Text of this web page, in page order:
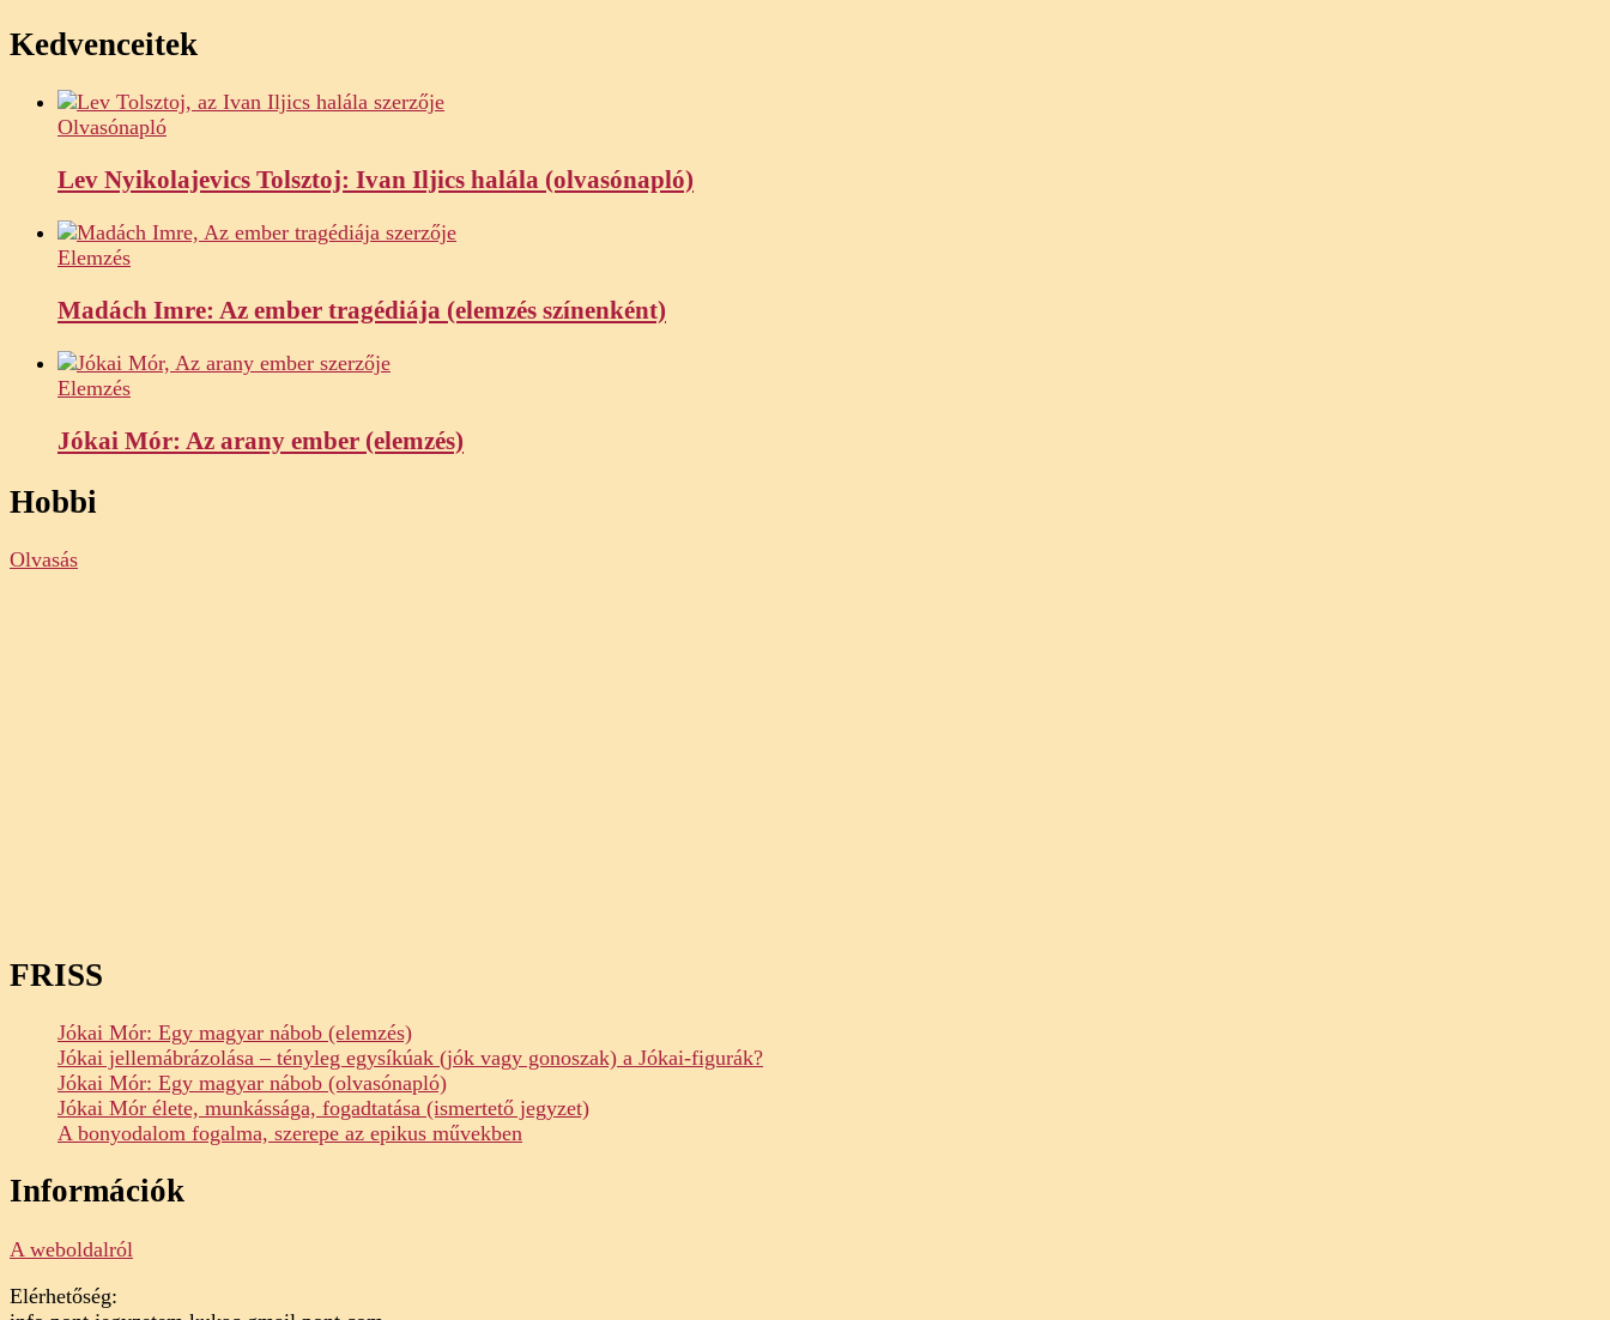
Kedvenceitek
Olvasónapló
Lev Nyikolajevics Tolsztoj: Ivan Iljics halála (olvasónapló)
Elemzés
Madách Imre: Az ember tragédiája (elemzés színenként)
Elemzés
Jókai Mór: Az arany ember (elemzés)
Hobbi
Olvasás
FRISS
Jókai Mór: Egy magyar nábob (elemzés)
Jókai jellemábrázolása – tényleg egysíkúak (jók vagy gonoszak) a Jókai-figurák?
Jókai Mór: Egy magyar nábob (olvasónapló)
Jókai Mór élete, munkássága, fogadtatása (ismertető jegyzet)
A bonyodalom fogalma, szerepe az epikus művekben
Információk
A weboldalról
Elérhetőség: